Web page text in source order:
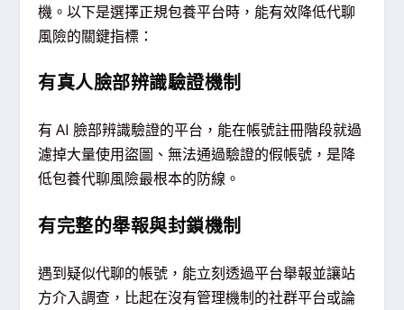
機。以下是選擇正規包養平台時，能有效降低代聊
風險的關鍵指標：
有真人臉部辨識驗證機制
有 AI 臉部辨識驗證的平台，能在帳號註冊階段就過
濾掉大量使用盜圖、無法通過驗證的假帳號，是降
低包養代聊風險最根本的防線。
有完整的舉報與封鎖機制
遇到疑似代聊的帳號，能立刻透過平台舉報並讓站
方介入調查，比起在沒有管理機制的社群平台或論